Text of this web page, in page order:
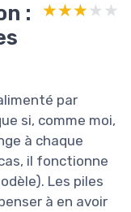
:
★★★★★
★★★★★
par
si, comme moi,
à chaque
il fonctionne
Les piles
à en avoir